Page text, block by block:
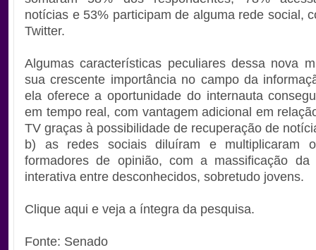
notícias e 53% participam de alguma rede social,
Twitter.
Algumas características peculiares dessa nova
sua crescente importância no campo da
ela oferece a oportunidade do internauta
em tempo real, com vantagem adicional em
TV graças à possibilidade de recuperação de
b) as redes sociais diluíram e multiplicaram
formadores de opinião, com a massificação da
interativa entre desconhecidos, sobretudo jovens.
Clique aqui e veja a íntegra da pesquisa.
Fonte: Senado